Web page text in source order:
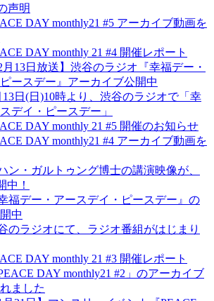
声明
DAY monthly21 #5 アーカイブ動画を
DAY monthly 21 #4 開催レポート
2月13日放送】渋谷のラジオ『幸福デー・
ースデー』アーカイブ公開中
13日(日)10時より、渋谷のラジオで「幸
デイ・ピースデー」
DAY monthly 21 #5 開催のお知らせ
DAY monthly21 #4 アーカイブ動画を
ン・ガルトゥング博士の講演映像が、
中！
幸福デー・アースデイ・ピースデー』の
中
のラジオにて、ラジオ番組がはじまり
DAY monthly 21 #3 開催レポート
PEACE DAY monthly21 #2」のアーカイブ
ました